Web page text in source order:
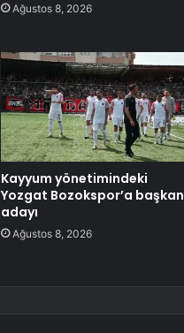
Ağustos 8, 2026
Kayyum yönetimindeki
Yozgat Bozokspor’a başkan
adayı
Ağustos 8, 2026